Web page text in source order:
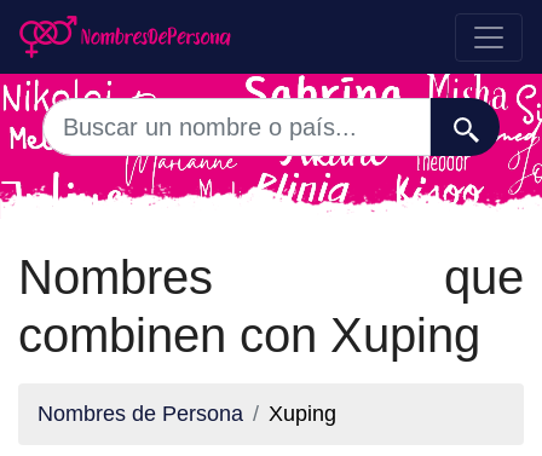
Nombres que
combinen con Xuping
Nombres de Persona Xuping